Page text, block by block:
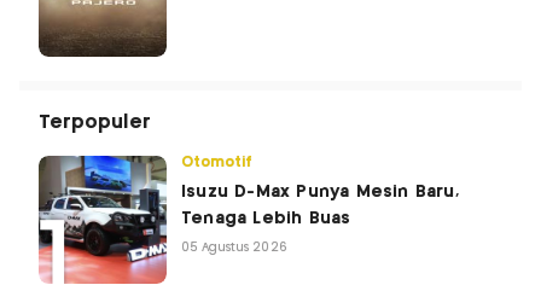
Terpopuler
Otomotif
Isuzu D-Max Punya Mesin Baru,
Tenaga Lebih Buas
05 Agustus 2026